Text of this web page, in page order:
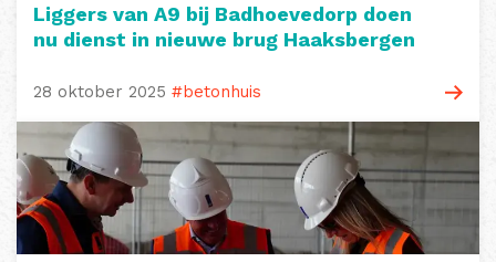
Liggers van A9 bij Badhoevedorp doen
nu dienst in nieuwe brug Haaksbergen
28 oktober 2025 #betonhuis